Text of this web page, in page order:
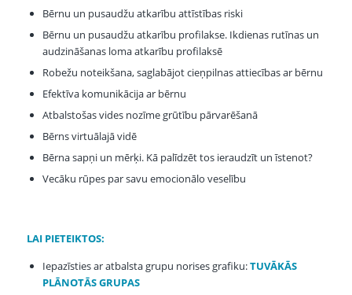
Bērnu un pusaudžu atkarību attīstības riski
Bērnu un pusaudžu atkarību profilakse. Ikdienas rutīnas un
audzināšanas loma atkarību profilaksē
Robežu noteikšana, saglabājot cieņpilnas attiecības ar bērnu
Efektīva komunikācija ar bērnu
Atbalstošas vides nozīme grūtību pārvarēšanā
Bērns virtuālajā vidē
Bērna sapņi un mērķi. Kā palīdzēt tos ieraudzīt un īstenot?
Vecāku rūpes par savu emocionālo veselību
LAI PIETEIKTOS:
Iepazīsties ar atbalsta grupu norises grafiku:TUVĀKĀS
PLĀNOTĀS GRUPAS